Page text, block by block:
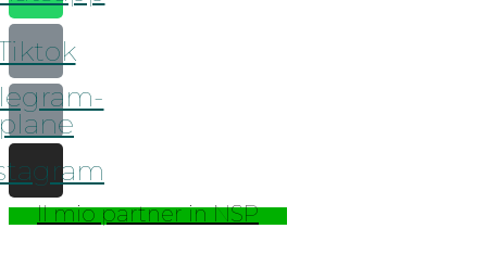
Il mio partner in NSP